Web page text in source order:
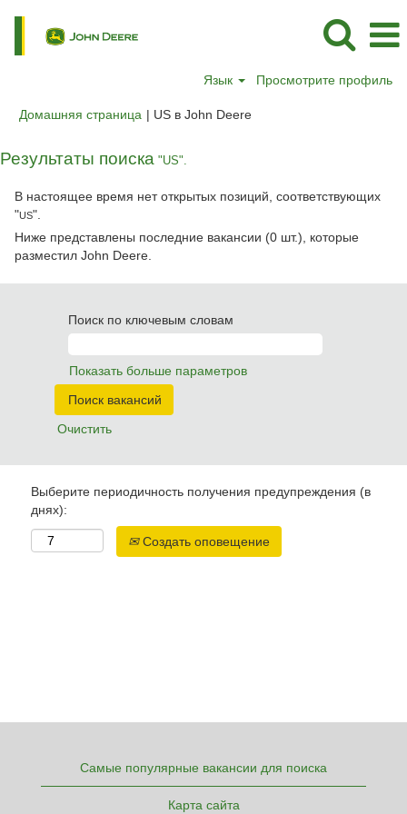
Язык Просмотрите профиль
Домашняя страница | US в John Deere(текущая
Результаты поиска "US".
В настоящее время нет открытых позиций, соответствующих
"US".
Ниже представлены последние вакансии (0 шт.), которые
разместил John Deere.
Поиск по ключевым словам
Показать больше параметров
Очистить
Выберите периодичность получения предупреждения (в
днях):
Создать оповещение
Самые популярные вакансии для поиска
Карта сайта